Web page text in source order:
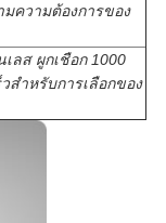
มความต้องการของ
ลส ผูกเชือก 1000
สําหรับการเลือกของ